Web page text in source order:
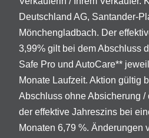
Deutschland AG, Santander-
Mönchengladbach. Der
3,99% gilt bei dem Abschluss
Safe Pro und AutoCare**
Monate Laufzeit. Aktion gültig
Abschluss ohne Absicherung /
der effektive Jahreszins bei
Monaten 6,79 %. Änderungen